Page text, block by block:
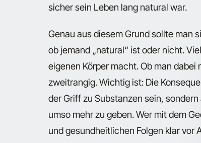
sicher sein Leben lang natural war.
Genau aus diesem Grund sollte man
ob jemand „natural“ ist oder nicht.
eigenen Körper macht. Ob man
zweitrangig. Wichtig ist: Die
der Griff zu Substanzen sein,
umso mehr zu geben. Wer mit dem
und gesundheitlichen Folgen klar vor